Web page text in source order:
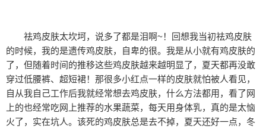
祛鸡皮肤太坎坷，说多了都是泪啊~！回想我当初祛鸡皮肤
的时候，我的是遗传鸡皮肤，自卑的很。我是从小就有鸡皮肤的
了，但随着时间的推移这些鸡皮肤越来越明显了，夏天都再没敢
穿过低腰裤、超短裙！那很多小红点一样的皮肤就怕被人看见，
自从我自己工作后我就经常想去鸡皮肤，什么方法都用，看了网
上的也经常吃网上推荐的水果蔬菜，每天用身体乳，真的是太恼
火了，实在坑人。该死的鸡皮肤总是去不掉，夏天还好一点，冬